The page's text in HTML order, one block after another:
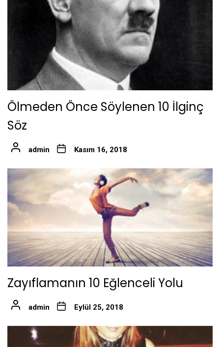
Ölmeden Önce Söylenen 10 İlginç
Söz
admin Kasım 16, 2018
Zayıflamanın 10 Eğlenceli Yolu
admin Eylül 25, 2018